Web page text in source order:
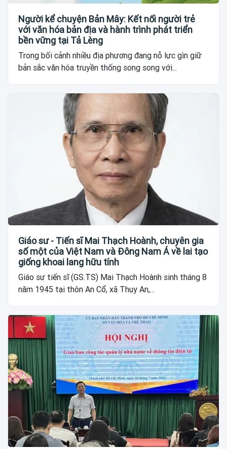
Người kể chuyện Bản Mây: Kết nối người trẻ
với văn hóa bản địa và hành trình phát triển
bền vững tại Tả Lèng
Trong bối cảnh nhiều địa phương đang nỗ lực gìn giữ
bản sắc văn hóa truyền thống song song với...
Giáo sư - Tiến sĩ Mai Thạch Hoành, chuyên gia
số một của Việt Nam và Đông Nam Á về lai tạo
giống khoai lang hữu tính
Giáo sư tiến sĩ (GS.TS) Mai Thạch Hoành sinh tháng 8
năm 1945 tại thôn An Cổ, xã Thụy An,...